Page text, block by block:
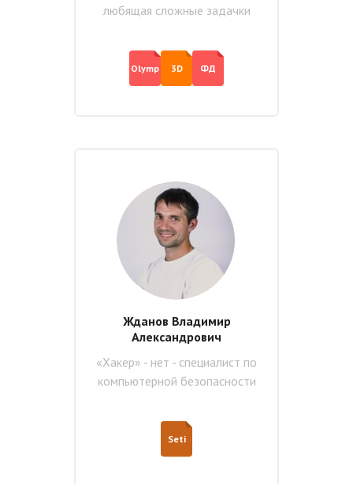
любящая сложные задачки
Olymp 3D ФД
Жданов Владимир
Александрович
«Хакер» - нет - специалист по
компьютерной безопасности
Seti